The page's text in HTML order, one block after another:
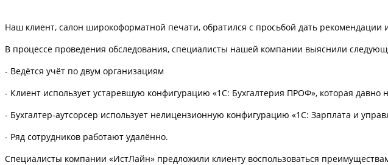
Наш клиент, салон широкоформатной печати, обратился с просьбой дать
В процессе проведения обследования, специалисты нашей компании выяснили
- Ведётся учёт по двум организациям
- Клиент использует устаревшую конфигурацию «1С: Бухгалтерия ПРОФ», которая давно
- Бухгалтер-аутсорсер использует нелицензионную конфигурацию «1С: Зарплата и
- Ряд сотрудников работают удалённо.
Специалисты компании «ИстЛайн» предложили клиенту воспользоваться